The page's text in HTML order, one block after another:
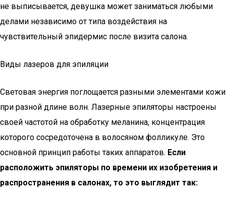
не выписывается, девушка может заниматься любыми
делами независимо от типа воздействия на
чувствительный эпидермис после визита салона.
Виды лазеров для эпиляции
Световая энергия поглощается разными элементами кожи
при разной длине волн. Лазерные эпиляторы настроены
своей частотой на обработку меланина, концентрация
которого сосредоточена в волосяном фолликуле. Это
основной принцип работы таких аппаратов. Если
расположить эпиляторы по времени их изобретения и
распространения в салонах, то это выглядит так: